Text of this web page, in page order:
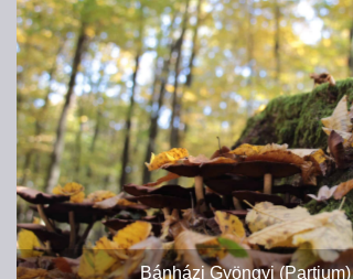
Bánházi Gyöngyi (Partium)